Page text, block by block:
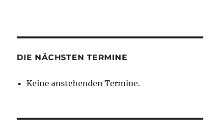
DIE NÄCHSTEN TERMINE
Keine anstehenden Termine.